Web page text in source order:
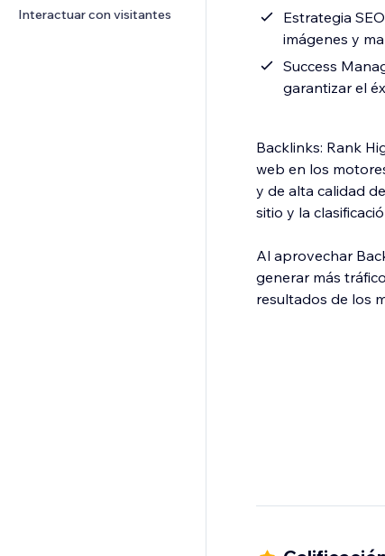
Interactuar con visitantes
Estrategia
imágenes y
Success
garantizar el
Backlinks: Rank
web en los
y de alta calidad
sitio y la
Al aprovechar
generar más
resultados de los